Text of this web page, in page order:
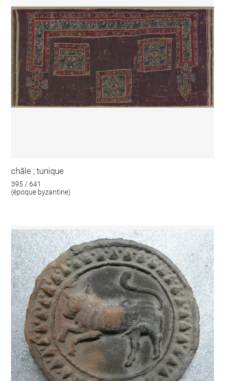
châle ; tunique
395 / 641
(époque byzantine)